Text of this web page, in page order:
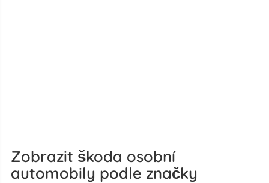
Zobrazit škoda osobní
automobily podle značky